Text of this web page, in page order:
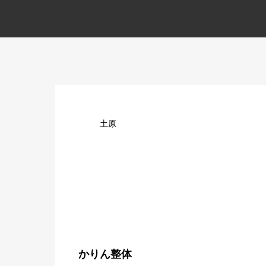
土原
かりん整体